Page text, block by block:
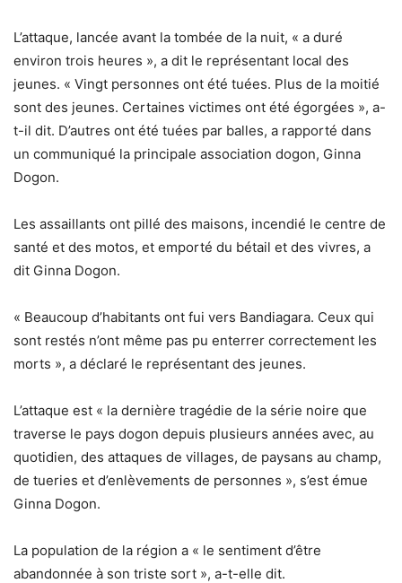
L’attaque, lancée avant la tombée de la nuit, « a duré
environ trois heures », a dit le représentant local des
jeunes. « Vingt personnes ont été tuées. Plus de la moitié
sont des jeunes. Certaines victimes ont été égorgées », a-
t-il dit. D’autres ont été tuées par balles, a rapporté dans
un communiqué la principale association dogon, Ginna
Dogon.
Les assaillants ont pillé des maisons, incendié le centre de
santé et des motos, et emporté du bétail et des vivres, a
dit Ginna Dogon.
« Beaucoup d’habitants ont fui vers Bandiagara. Ceux qui
sont restés n’ont même pas pu enterrer correctement les
morts », a déclaré le représentant des jeunes.
L’attaque est « la dernière tragédie de la série noire que
traverse le pays dogon depuis plusieurs années avec, au
quotidien, des attaques de villages, de paysans au champ,
de tueries et d’enlèvements de personnes », s’est émue
Ginna Dogon.
La population de la région a « le sentiment d’être
abandonnée à son triste sort », a-t-elle dit.